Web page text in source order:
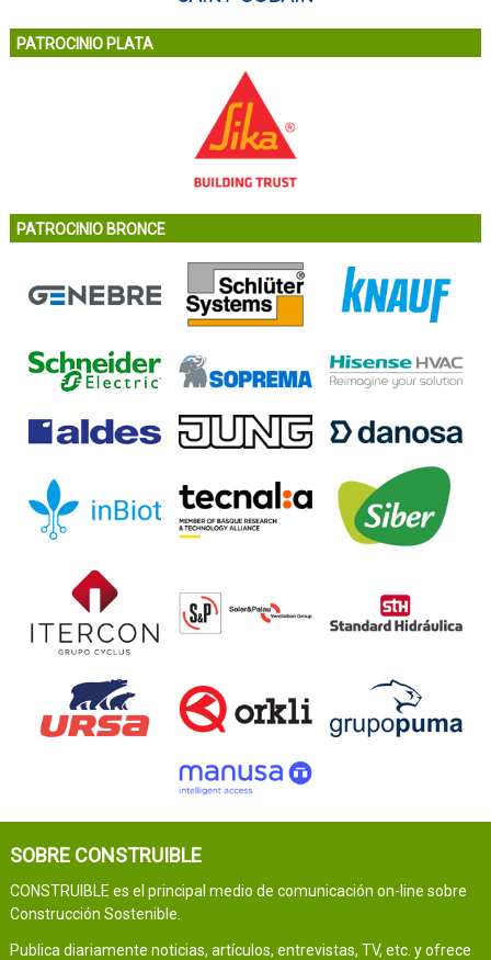
PATROCINIO PLATA
PATROCINIO BRONCE
SOBRE CONSTRUIBLE
CONSTRUIBLE es el principal medio de comunicación on-line sobre
Construcción Sostenible.
Publica diariamente noticias, artículos, entrevistas, TV, etc. y ofrece